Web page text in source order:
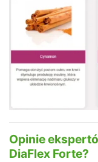
Opinie
DiaFlex Forte?